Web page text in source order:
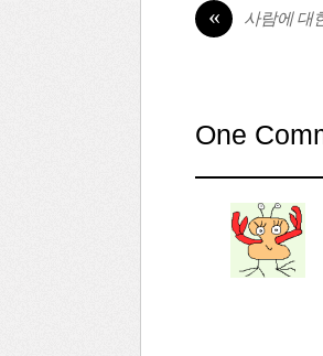
« 사람에 대
One